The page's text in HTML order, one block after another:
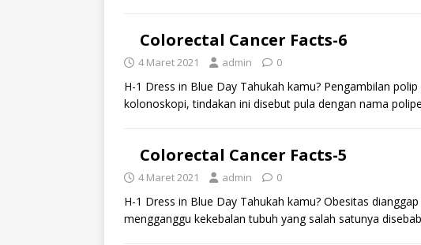
Colorectal Cancer Facts-6
4 Maret 2021 admin 0
H-1 Dress in Blue Day Tahukah kamu? Pengambilan
kolonoskopi, tindakan ini disebut pula dengan nama
Colorectal Cancer Facts-5
4 Maret 2021 admin 0
H-1 Dress in Blue Day Tahukah kamu? Obesitas
mengganggu kekebalan tubuh yang salah satunya